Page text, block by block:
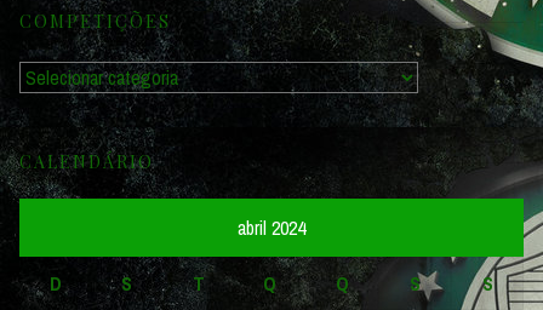
COMPETIÇÕES
Competições
CALENDÁRIO
abril 2024
D S T Q Q S
S